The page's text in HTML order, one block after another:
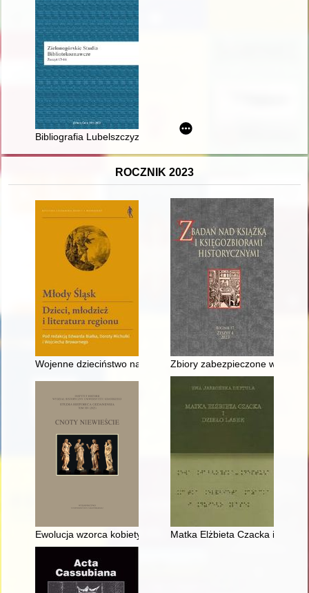
Bibliografia Lubelszczyzny - ogólna bibliografia regionalna
ROCZNIK 2023
Wojenne dzieciństwo na Śląsku 1939-1945 : analiza
Zbiory zabezpieczone w
Ewolucja wzorca kobiety idealnej we Francji "belle époque" :
Matka Elżbieta Czacka i dzieło